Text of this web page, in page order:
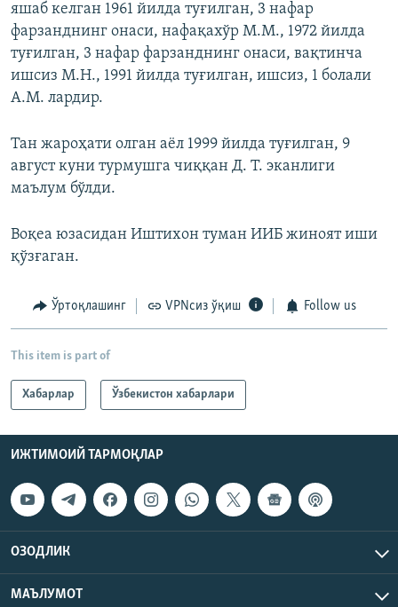
яшаб келган 1961 йилда туғилган, 3 нафар
фарзанднинг онаси, нафақахўр М.М., 1972 йилда
туғилган, 3 нафар фарзанднинг онаси, вақтинча
ишсиз М.Н., 1991 йилда туғилган, ишсиз, 1 болали
А.М. лардир.
Тан жароҳати олган аёл 1999 йилда туғилган, 9
август куни турмушга чиққан Д. Т. эканлиги
маълум бўлди.
Воқеа юзасидан Иштихон туман ИИБ жиноят иши
қўзғаган.
Ўртоқлашинг VPNсиз ўқиш Follow us
This item is part of
Хабарлар Ўзбекистон хабарлари
ИЖТИМОИЙ ТАРМОҚЛАР
ОЗОДЛИК
МАЪЛУМОТ